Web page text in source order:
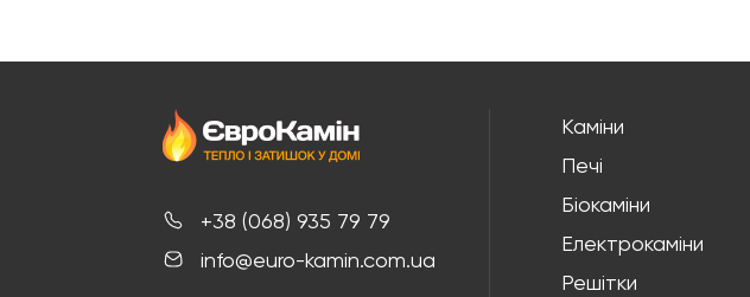
+38 (068) 935 79 79
info@euro-kamin.com.ua
Каміни
Печі
Біокаміни
Електрокаміни
Решітки